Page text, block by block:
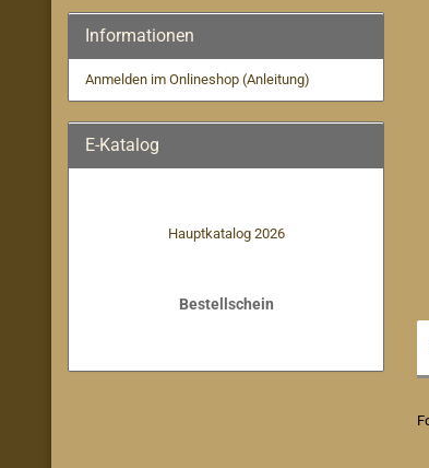
Informationen
Anmelden im Onlineshop (Anleitung)
E-Katalog
Hauptkatalog 2026
Bestellschein